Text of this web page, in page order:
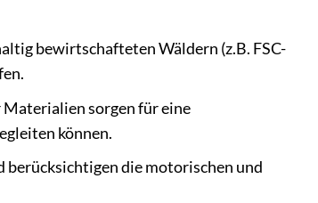
bewirtschafteten Wäldern (z.B. FSC-
sorgen für eine
können.
berücksichtigen die motorischen und